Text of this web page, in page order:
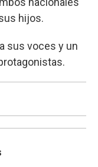
hijos.
sus voces y un